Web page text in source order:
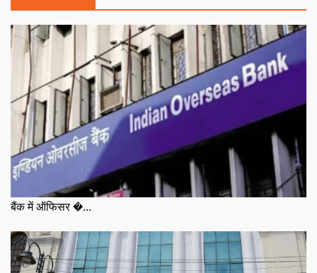
बैंक में ऑफिसर �...